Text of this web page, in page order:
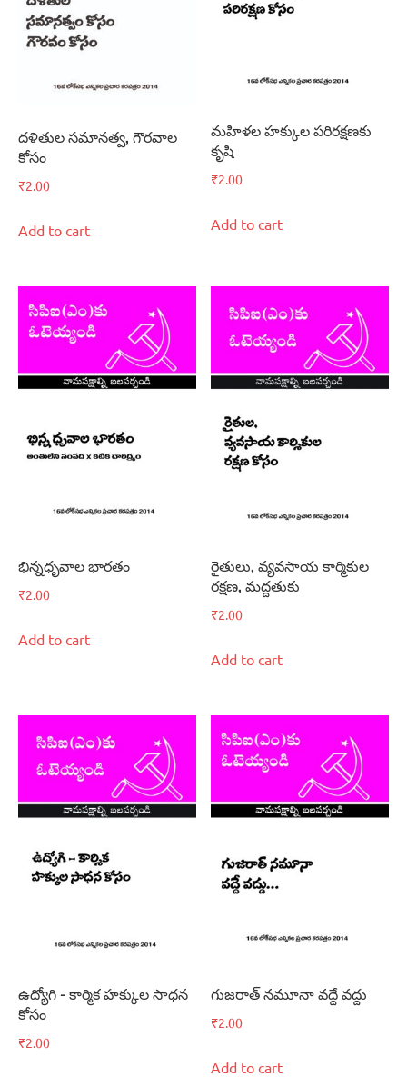
దళితుల సమానత్వ, గౌరవాల
కోసం
₹2.00
Add to cart
మహిళల హక్కుల పరిరక్షణకు
కృషి
₹2.00
Add to cart
భిన్నధృవాల భారతం
₹2.00
Add to cart
రైతులు, వ్యవసాయ కార్మికుల
రక్షణ, మద్దతుకు
₹2.00
Add to cart
ఉద్యోగి – కార్మిక హక్కుల సాధన
కోసం
₹2.00
గుజరాత్‌ నమూనా వద్దే వద్దు
₹2.00
Add to cart